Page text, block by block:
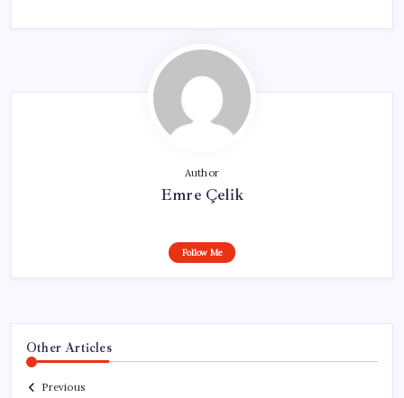
Author
Emre Çelik
Follow Me
Other Articles
Previous